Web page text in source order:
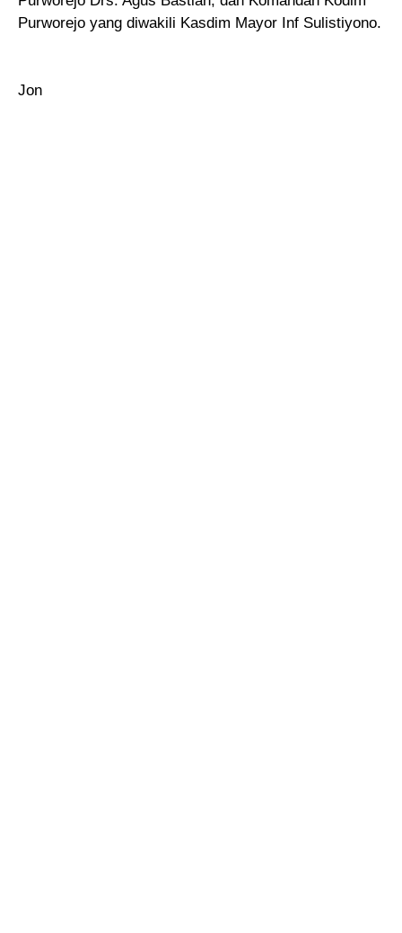
Purworejo yang diwakili Kasdim Mayor Inf Sulistiyono.
Jon